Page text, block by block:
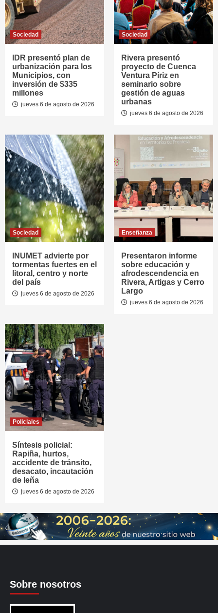
Sociedad
IDR presentó plan de
urbanización para los
Municipios, con
inversión de $335
millones
jueves 6 de agosto de 2026
Sociedad
Rivera presentó
proyecto de Cuenca
Ventura Píriz en
seminario sobre
gestión de aguas
urbanas
jueves 6 de agosto de 2026
Sociedad
INUMET advierte por
tormentas fuertes en el
litoral, centro y norte
del país
jueves 6 de agosto de 2026
Enseñanza
Presentaron informe
sobre educación y
afrodescendencia en
Rivera, Artigas y Cerro
Largo
jueves 6 de agosto de 2026
Policiales
Síntesis policial:
Rapiña, hurtos,
accidente de tránsito,
desacato, incautación
de leña
jueves 6 de agosto de 2026
Sobre nosotros